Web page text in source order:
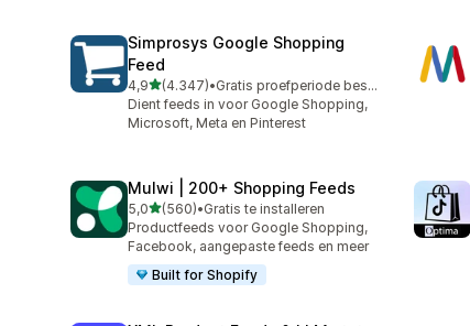
Simprosys Google Shopping
Feed
4,9van 5 sterren
(4.347)
4347 recensies in totaal
•
Gratis proefperiode beschikbaar
Dient feeds in voor Google Shopping,
Microsoft, Meta en Pinterest
Mulwi | 200+ Shopping Feeds
5,0van 5 sterren
(560)
560 recensies in totaal
•Gratis te installeren
Productfeeds voor Google Shopping,
Facebook, aangepaste feeds en meer
Built for Shopify